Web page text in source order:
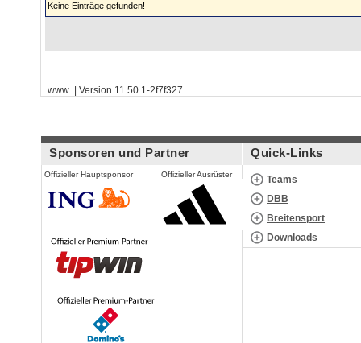
Keine Einträge gefunden!
www | Version 11.50.1-2f7f327
Sponsoren und Partner
Offizieller Hauptsponsor Offizieller Ausrüster
Quick-Links
Teams
DBB
Breitensport
Downloads